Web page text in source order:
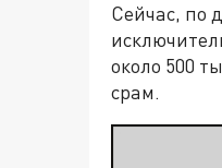
Сейчас, по
около 500
срам.